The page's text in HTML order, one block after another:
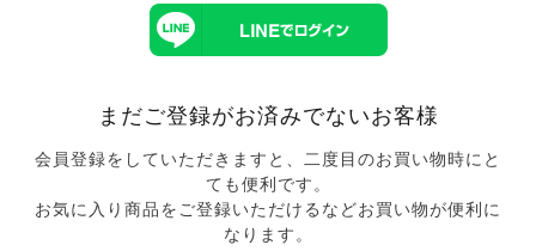
まだご登録がお済みでないお客様
会員登録をしていただきますと、二度目のお買い物時にと
ても便利です。
お気に入り商品をご登録いただけるなどお買い物が便利に
なります。